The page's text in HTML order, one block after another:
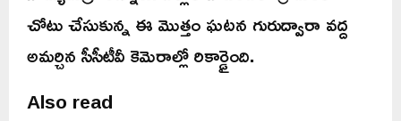
చోటు చేసుకున్న ఈ మొత్తం ఘటన గురుద్వారా వద్ద
అమర్చిన సీసీటీవీ కెమెరాల్లో రికార్డైంది.
Also read